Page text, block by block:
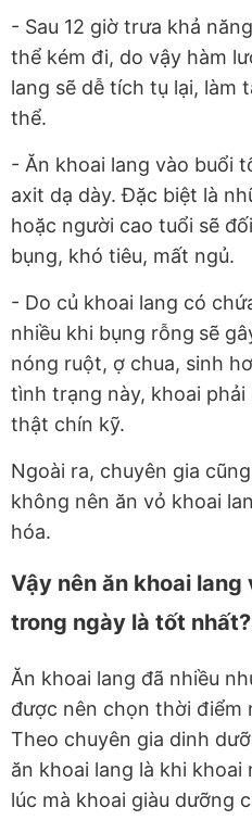
- Sau 12 giờ trưa khả
thể kém đi, do vậy hàm
lang sẽ dễ tích tụ lại, làm
thể.
- Ăn khoai lang vào buổi
axit dạ dày. Đặc biệt là
hoặc người cao tuổi sẽ
bụng, khó tiêu, mất ngủ.
- Do củ khoai lang có
nhiều khi bụng rỗng sẽ
nóng ruột, ợ chua, sinh
tình trạng này, khoai
thật chín kỹ.
Ngoài ra, chuyên gia
không nên ăn vỏ khoai
hóa.
Vậy nên ăn khoai
trong ngày là tốt nhất?
Ăn khoai lang đã nhiều
được nên chọn thời điểm
Theo chuyên gia dinh
ăn khoai lang là khi khoai
lúc mà khoai giàu dưỡng